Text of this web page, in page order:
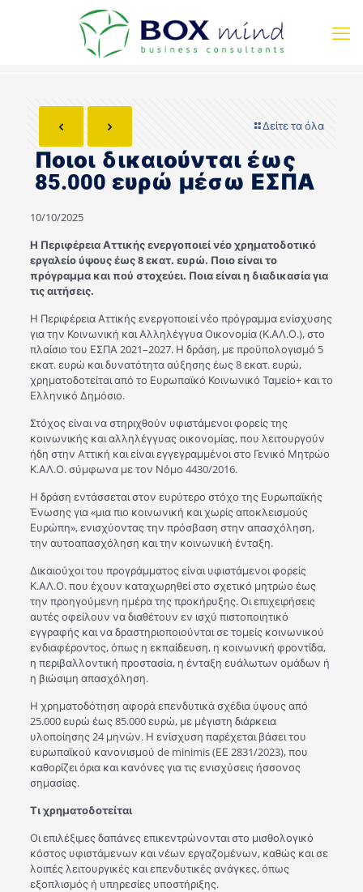
Δείτε τα όλα
Ποιοι δικαιούνται έως
85.000 ευρώ μέσω ΕΣΠΑ
10/10/2025
Η Περιφέρεια Αττικής ενεργοποιεί νέο χρηματοδοτικό
εργαλείο ύψους έως 8 εκατ. ευρώ. Ποιο είναι το
πρόγραμμα και πού στοχεύει. Ποια είναι η διαδικασία για
τις αιτήσεις.
Η Περιφέρεια Αττικής ενεργοποιεί νέο πρόγραμμα ενίσχυσης
για την Κοινωνική και Αλληλέγγυα Οικονομία (Κ.ΑΛ.Ο.), στο
πλαίσιο του ΕΣΠΑ 2021–2027. Η δράση, με προϋπολογισμό 5
εκατ. ευρώ και δυνατότητα αύξησης έως 8 εκατ. ευρώ,
χρηματοδοτείται από το Ευρωπαϊκό Κοινωνικό Ταμείο+ και το
Ελληνικό Δημόσιο.
Στόχος είναι να στηριχθούν υφιστάμενοι φορείς της
κοινωνικής και αλληλέγγυας οικονομίας, που λειτουργούν
ήδη στην Αττική και είναι εγγεγραμμένοι στο Γενικό Μητρώο
Κ.ΑΛ.Ο. σύμφωνα με τον Νόμο 4430/2016.
Η δράση εντάσσεται στον ευρύτερο στόχο της Ευρωπαϊκής
Ένωσης για «μια πιο κοινωνική και χωρίς αποκλεισμούς
Ευρώπη», ενισχύοντας την πρόσβαση στην απασχόληση,
την αυτοαπασχόληση και την κοινωνική ένταξη.
Δικαιούχοι του προγράμματος είναι υφιστάμενοι φορείς
Κ.ΑΛ.Ο. που έχουν καταχωρηθεί στο σχετικό μητρώο έως
την προηγούμενη ημέρα της προκήρυξης. Οι επιχειρήσεις
αυτές οφείλουν να διαθέτουν εν ισχύ πιστοποιητικό
εγγραφής και να δραστηριοποιούνται σε τομείς κοινωνικού
ενδιαφέροντος, όπως η εκπαίδευση, η κοινωνική φροντίδα,
η περιβαλλοντική προστασία, η ένταξη ευάλωτων ομάδων ή
η βιώσιμη απασχόληση.
Η χρηματοδότηση αφορά επενδυτικά σχέδια ύψους από
25.000 ευρώ έως 85.000 ευρώ, με μέγιστη διάρκεια
υλοποίησης 24 μηνών. Η ενίσχυση παρέχεται βάσει του
ευρωπαϊκού κανονισμού de minimis (ΕΕ 2831/2023), που
καθορίζει όρια και κανόνες για τις ενισχύσεις ήσσονος
σημασίας.
Τι χρηματοδοτείται
Οι επιλέξιμες δαπάνες επικεντρώνονται στο μισθολογικό
κόστος υφιστάμενων και νέων εργαζομένων, καθώς και σε
λοιπές λειτουργικές και επενδυτικές ανάγκες, όπως
εξοπλισμός ή υπηρεσίες υποστήριξης.